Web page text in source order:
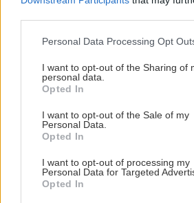
Please note that this website/app uses
not limited to your visit or usage
grant or deny consent to Google and
use your data for below specified
consent section.
Personal Data Processing Opt
I want to opt-out of the Sharing of
personal data.
Opted In
I want to opt-out of the Sale of my
Personal Data.
Opted In
I want to opt-out of processing my
Personal Data for Targeted
Opted In
Zdroj: Shutterstock
Ak sa alkoholu radšej
vyskúšať náš lahodný nealko
fanúšikovia Vianoc. Najskôr
ibištekového čaju, pridajte doň
hroznovej šťavy a vytlačenú
pomarančov. Do zmesi